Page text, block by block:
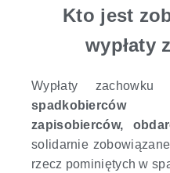
Kto jest
wypłaty
Wypłaty
spadkobierców
zapisobierców,
solidarnie
rzecz pominiętych w